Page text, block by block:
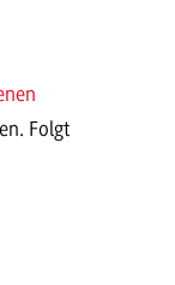
Folgt